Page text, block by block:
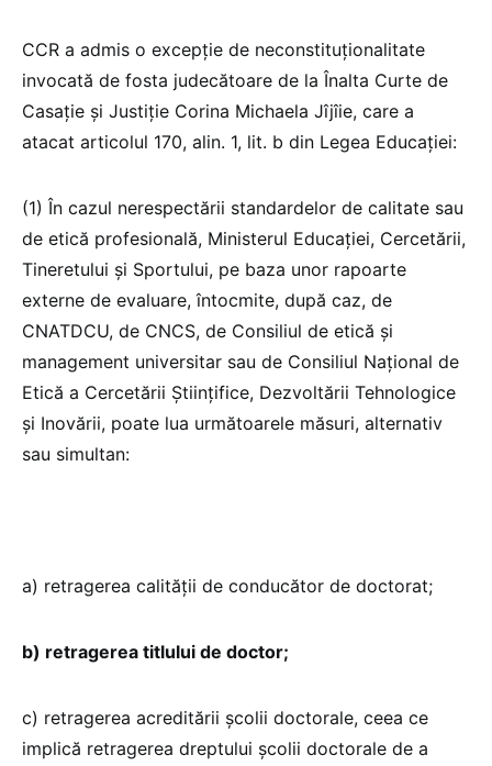
CCR a admis o excepție de neconstituționalitate
invocată de fosta judecătoare de la Înalta Curte de
Casație și Justiție Corina Michaela Jîjîie, care a
atacat articolul 170, alin. 1, lit. b din Legea Educației:
(1) În cazul nerespectării standardelor de calitate sau
de etică profesională, Ministerul Educaţiei, Cercetării,
Tineretului şi Sportului, pe baza unor rapoarte
externe de evaluare, întocmite, după caz, de
CNATDCU, de CNCS, de Consiliul de etică şi
management universitar sau de Consiliul Naţional de
Etică a Cercetării Ştiinţifice, Dezvoltării Tehnologice
şi Inovării, poate lua următoarele măsuri, alternativ
sau simultan:
a) retragerea calităţii de conducător de doctorat;
b) retragerea titlului de doctor;
c) retragerea acreditării şcolii doctorale, ceea ce
implică retragerea dreptului şcolii doctorale de a